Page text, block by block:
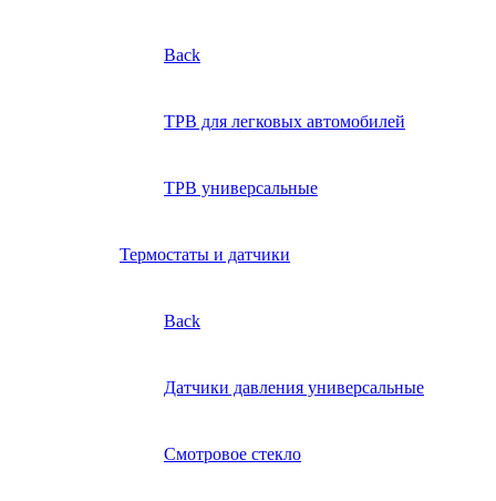
Back
ТРВ для легковых автомобилей
ТРВ универсальные
Термостаты и датчики
Back
Датчики давления универсальные
Смотровое стекло